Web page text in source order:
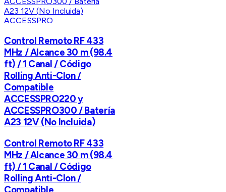
ACCESSPRO
Control Remoto RF 433
MHz / Alcance 30 m (98.4
ft) / 1 Canal / Código
Rolling Anti-Clon /
Compatible
ACCESSPRO220 y
ACCESSPRO300 / Batería
A23 12V (No Incluida)
Control Remoto RF 433
MHz / Alcance 30 m (98.4
ft) / 1 Canal / Código
Rolling Anti-Clon /
Compatible